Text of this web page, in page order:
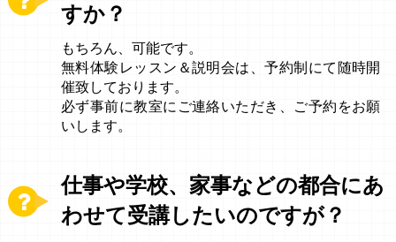
すか？
もちろん、可能です。
無料体験レッスン＆説明会は、予約制にて随時開
催致しております。
必ず事前に教室にご連絡いただき、ご予約をお願
いします。
仕事や学校、家事などの都合にあ
わせて受講したいのですが？